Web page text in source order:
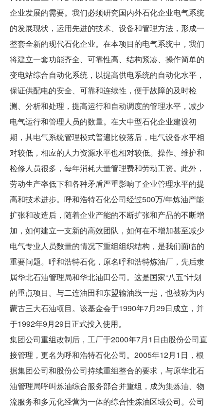
企业发展的需要。我们必须研究国内外石化企业电气系统
的发展现状，运用先进的技术、设备和管理方法，形成一
整套全新的现代石化企业。在本项目的电气系统中，我们
将建立一套功能齐全、可靠性高、结构紧凑、操作简单的
变电站综合自动化系统，以提高供电系统的自动化水平，
保证供配电的安全、可靠和连续性，便于故障的及时检
测、分析和处理，提高运行和自动调度的管理水平，减少
电气运行和管理人员的数量。在大中型石化企业建设初
期，其电气系统管理模式普遍比较落后，电气设备水平相
对较低，相应的人力资源水平也相对较低。操作、维护和
检修人员很多，每年消耗大量管理费和劳动工资。此外，
劳动生产率低下和各种矛盾严重影响了企业管理水平的提
高和技术进步。呼和浩特石化公司经过500万/年炼油产能
扩张和改造后，随着企业产能的不断扩张和产品的不断增
加，如何建立一支新的高效团队，如何在不增加甚至减少
电气专业人员数量的情况下重组组织结构，是我们面临的
重要问题。呼和浩特石化，原名呼和浩特炼油厂，先后隶
属华北石油管理局和华北油田公司。这是国家“八五”计划
的重点项目。与二连油田和东盟输油线一起，也被称为内
蒙古三大石油项目。该基金会于1990年7月29日成立，并
于1992年9月29日正式投入使用。
集团公司重组改制后，工厂于2000年7月1日由股份公司直
接管理，更名为呼和浩特石化公司。2005年12月1日，根
据集团公司和股份公司持续重组整合的要求，与原华北石
油管理局呼叫炼油综合服务部合并重组，成为集炼油、物
流服务和多元化经营为一体的综合性炼油区域公司。公司